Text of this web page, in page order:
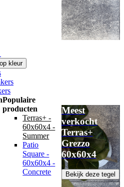
kleur
Populaire
producten
Terras+ -
60x60x4 -
Summer
Patio
Square -
60x60x4 -
Concrete
Meest
verkocht
Terras+
Grezzo
60x60x4
Bekijk deze tegel